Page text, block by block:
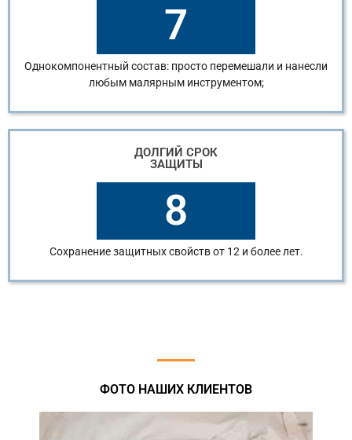
7
Однокомпонентный состав: просто перемешали и нанесли
любым малярным инструментом;
ДОЛГИЙ СРОК
ЗАЩИТЫ
8
Сохранение защитных свойств от 12 и более лет.
ФОТО НАШИХ КЛИЕНТОВ